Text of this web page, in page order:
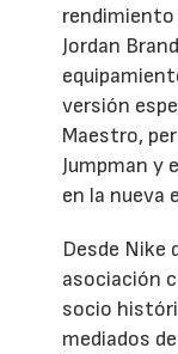
rendimiento
Jordan
versión
Maestro,
Jumpman y
en la nueva
Desde Nike
asociación
socio
mediados